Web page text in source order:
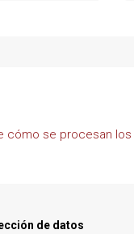
cómo se procesan
de datos